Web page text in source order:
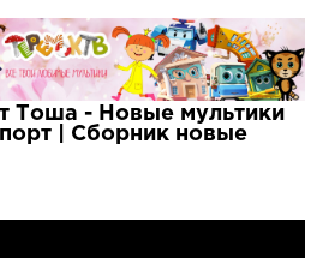
Тоша - Новые мультики
| Сборник новые